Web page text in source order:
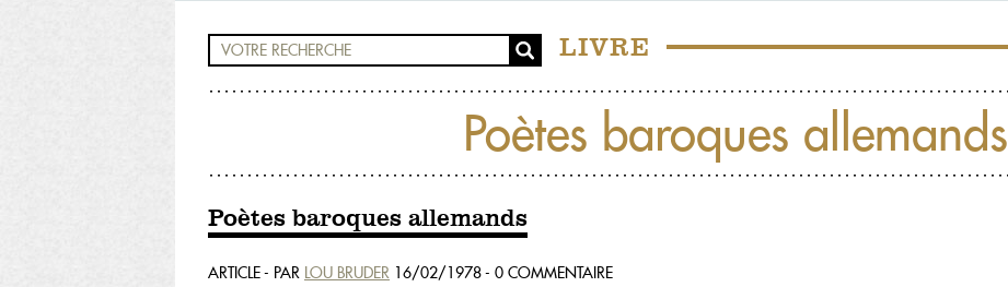
LIVRE
Poètes baroques allemands
Poètes baroques allemands
ARTICLE - PAR LOU BRUDER 16/02/1978 - 0 COMMENTAIRE